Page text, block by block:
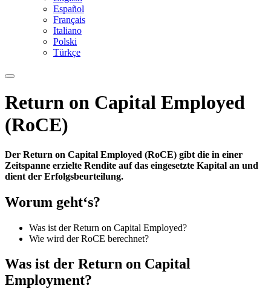
Español
Français
Italiano
Polski
Türkçe
Return on Capital Employed
(RoCE)
Der Return on Capital Employed (RoCE) gibt die in einer
Zeitspanne erzielte Rendite auf das eingesetzte Kapital an und
dient der Erfolgsbeurteilung.
Worum geht‘s?
Was ist der Return on Capital Employed?
Wie wird der RoCE berechnet?
Was ist der Return on Capital
Employment?